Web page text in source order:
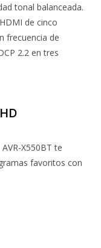
tonal balanceada.
de cinco
frecuencia de
2.2 en tres
X550BT te
favoritos con